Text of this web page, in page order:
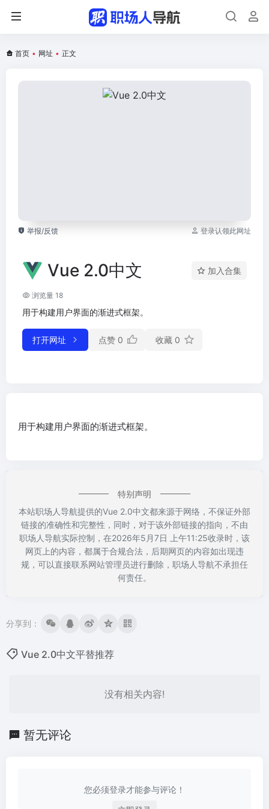
首页 • 网址 • 正文
举报/反馈 登录认领此网址
Vue 2.0中文 加入合集
浏览量 18
用于构建用户界面的渐进式框架。
打开网址 点赞 0 收藏 0
用于构建用户界面的渐进式框架。
特别声明
本站职场人导航提供的Vue 2.0中文都来源于网络，不保证外部
链接的准确性和完整性，同时，对于该外部链接的指向，不由
职场人导航实际控制，在2026年5月7日 上午11:25收录时，该
网页上的内容，都属于合规合法，后期网页的内容如出现违
规，可以直接联系网站管理员进行删除，职场人导航不承担任
何责任。
分享到：
Vue 2.0中文平替推荐
没有相关内容!
暂无评论
您必须登录才能参与评论！